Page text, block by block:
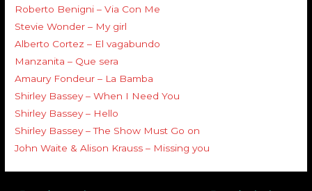
Roberto Benigni – Via Con Me
Stevie Wonder – My girl
Alberto Cortez – El vagabundo
Manzanita – Que sera
Amaury Fondeur – La Bamba
Shirley Bassey – When I Need You
Shirley Bassey – Hello
Shirley Bassey – The Show Must Go on
John Waite & Alison Krauss – Missing you